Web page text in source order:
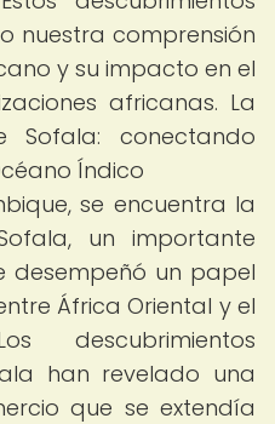
nuestra comprensión
y su impacto en el
africanas. La
conectando
Índico
se encuentra la
un importante
desempeñó un papel
África Oriental y el
descubrimientos
han revelado una
que se extendía